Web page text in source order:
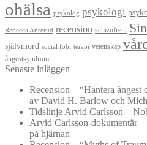
ohälsa psykolog psykologi
Rebecca Anserud recension schizofreni
självmord social fobi terapi vetenskap
ångestsyndrom
Senaste inläggen
Recension – “Hantera
av David H. Barlow och
Tidslinje Arvid Carlsson –
Arvid Carlsson-dokumentär
på hjärnan